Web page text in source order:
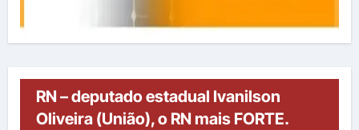
RN – deputado estadual Ivanilson
Oliveira (União), o RN mais FORTE.